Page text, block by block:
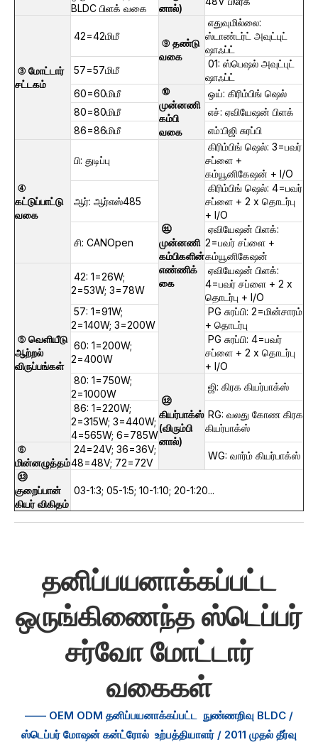
BLDC பிளக் வகை
னால்)
③ மோட்டார்
சட்டகம்
42=42மிமீ
⑨ தண்டு
வகை
எதுவுமில்லை:
ஸ்டாண்டர்ட் அவுட்புட்
ஷாஃப்ட்
57=57மிமீ
01: ஸ்பெஷல் அவுட்புட்
ஷாஃப்ட்
60=60மிமீ
⑩
முன்னணி
கம்பி
வகை
ஒய்: கிரிம்பிங் ஷெல்
80=80மிமீ
எச்: ஏவியேஷன் பிளக்
86=86மிமீ
எம்:பிஜி சுரப்பி
④
கட்டுப்பாட்டு
வகை
பி: துடிப்பு
⑪
முன்னணி
கம்பிகளின்
எண்ணிக்
கை
கிரிம்பிங் ஷெல்: 3=பவர்
சப்ளை +
கம்யூனிகேஷன் + I/O
ஆர்: ஆர்எஸ்485
கிரிம்பிங் ஷெல்: 4=பவர்
சப்ளை + 2 x தொடர்பு
+ I/O
சி: CANOpen
ஏவியேஷன் பிளக்:
2=பவர் சப்ளை +
கம்யூனிகேஷன்
⑤ வெளியீடு
ஆற்றல்
விருப்பங்கள்
42: 1=26W;
2=53W; 3=78W
ஏவியேஷன் பிளக்:
4=பவர் சப்ளை + 2 x
தொடர்பு + I/O
57: 1=91W;
2=140W; 3=200W
PG சுரப்பி: 2=மின்சாரம்
+ தொடர்பு
60: 1=200W;
2=400W
PG சுரப்பி: 4=பவர்
சப்ளை + 2 x தொடர்பு
+ I/O
80: 1=750W;
2=1000W
⑫
கியர்பாக்ஸ்
(விரும்பி
னால்)
ஜி: கிரக கியர்பாக்ஸ்
86: 1=220W;
2=315W; 3=440W;
4=565W; 6=785W
RG: வலது கோண கிரக
கியர்பாக்ஸ்
⑥
மின்னழுத்தம்
24=24V; 36=36V;
48=48V; 72=72V
WG: வார்ம் கியர்பாக்ஸ்
⑬
குறைப்பான்
கியர் விகிதம்
03-1:3; 05-1:5; 10-1:10; 20-1:20...
தனிப்பயனாக்கப்பட்ட
ஒருங்கிணைந்த ஸ்டெப்பர்
சர்வோ மோட்டார்
வகைகள்
—— OEM ODM தனிப்பயனாக்கப்பட்ட நுண்ணறிவு BLDC /
ஸ்டெப்பர் மோஷன் கன்ட்ரோல் உற்பத்தியாளர் / 2011 முதல் தீர்வு